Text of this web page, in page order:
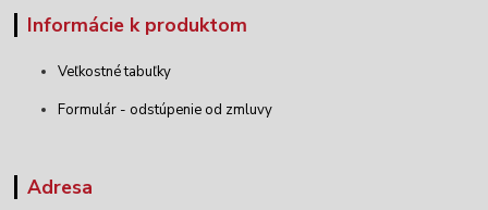
Informácie k produktom
Veľkostné tabuľky
Formulár - odstúpenie od zmluvy
Adresa